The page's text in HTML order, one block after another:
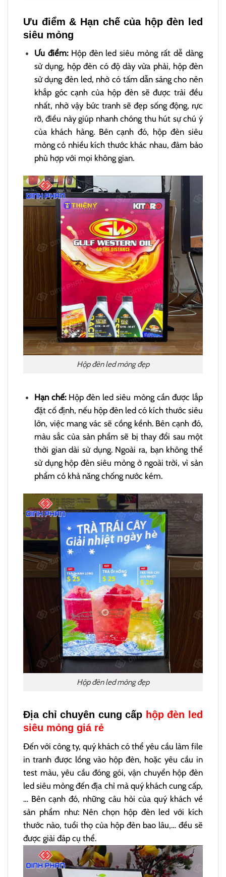
Ưu điểm & Hạn chế của hộp đèn led
siêu mỏng
Ưu điểm:Hộp đèn led siêu mỏng rất dễ dàng
sử dụng, hộp đèn có độ dày vừa phải, hộp đèn
sử dụng đèn led, nhờ có tấm dẫn sáng cho nên
khắp góc cạnh của hộp đèn sẽ được trải đều
nhất, nhờ vậy bức tranh sẽ đẹp sống động, rực
rỡ, điều này giúp nhanh chóng thu hút sự chú ý
của khách hàng. Bên cạnh đó, hộp đèn siêu
mỏng có nhiều kích thước khác nhau, đảm bảo
phù hợp với mọi không gian.
Hộp đèn led mỏng đẹp
Hạn chế:Hộp đèn led siêu mỏng cần được lắp
đặt cố định, nếu hộp đèn led có kích thước siêu
lớn, việc mang vác sẽ cồng kềnh. Bên cạnh đó,
màu sắc của sản phẩm sẽ bị thay đổi sau một
thời gian dài sử dụng. Ngoài ra, bạn không thể
sử dụng hộp đèn siêu mỏng ở ngoài trời, vì sản
phẩm có khả năng chống nước kém.
Hộp đèn led mỏng đẹp
Địa chỉ chuyên cung cấp hộp đèn led
siêu mỏng giá rẻ
Đến với công ty, quý khách có thể yêu cầu làm file
in tranh được lồng vào hộp đèn, hoặc yêu cầu in
test màu, yêu cầu đóng gói, vận chuyển hộp đèn
led siêu mỏng đến địa chỉ mà quý khách cung cấp,
… Bên cạnh đó, những câu hỏi của quý khách về
sản phẩm như: Nên chọn hộp đèn led với kích
thước nào, tuổi thọ của hộp đèn bao lâu,… đều sẽ
được giải đáp cụ thể.